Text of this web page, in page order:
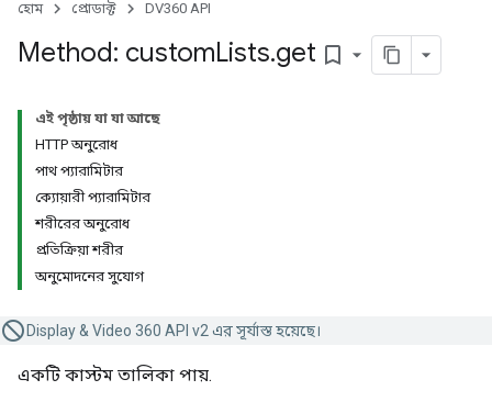
হোম প্রোডাক্ট DV360 API
Method: customLists.get bookmark_border
এই পৃষ্ঠায় যা যা আছে
HTTP অনুরোধ
পাথ প্যারামিটার
ক্যোয়ারী প্যারামিটার
শরীরের অনুরোধ
প্রতিক্রিয়া শরীর
অনুমোদনের সুযোগ
Display & Video 360 API v2 এর সূর্যাস্ত হয়েছে।
একটি কাস্টম তালিকা পায়.